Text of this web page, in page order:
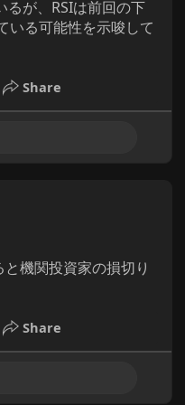
が、RSIは前回の下
いる可能性を示唆して
Share
機関投資家の損切り
Share